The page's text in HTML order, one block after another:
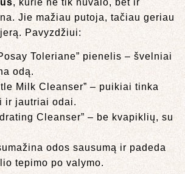
, kurie ne tik nuvalo, bet ir
Jie mažiau putoja, tačiau geriau
Pavyzdžiui:
Toleriane” pienelis – švelniai
odą.
Milk Cleanser” – puikiai tinka
ir jautriai odai.
Cleanser” – be kvapiklių, su
odos sausumą ir padeda
tepimo po valymo.